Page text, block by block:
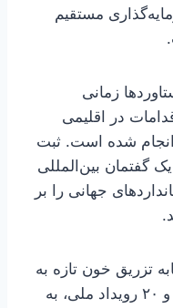
مستقیم
زمانی
در اقلیمی
شده است. ثبت
گفتمان بین‌المللی
جهانی را بر
تزریق خون تازه به
کالبد اقتصادی منطقه عمل کرده و ۲۰ رویداد ملی، به